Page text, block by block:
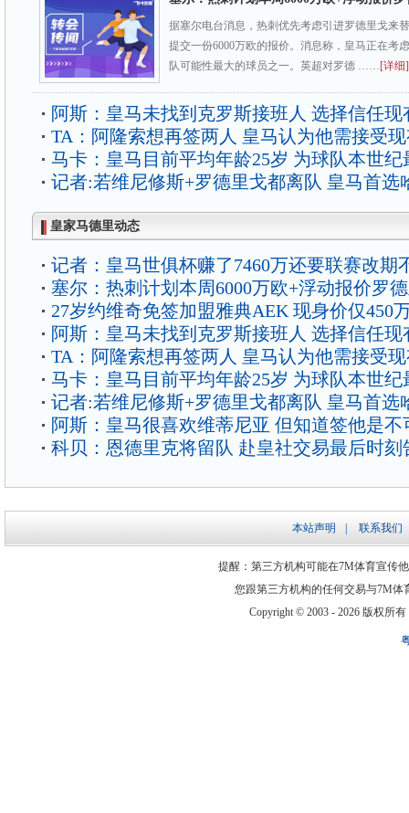
据塞尔电台消息，热刺优先考虑引进罗德里戈来
提交一份6000万欧的报价。消息称，皇马正在考
队可能性最大的球员之一。英超对罗德 ……[详细]
阿斯：皇马未找到克罗斯接班人 选择信任现
TA：阿隆索想再签两人 皇马认为他需接受
马卡：皇马目前平均年龄25岁 为球队本世纪
记者:若维尼修斯+罗德里戈都离队 皇马首选
皇家马德里动态
记者：皇马世俱杯赚了7460万还要联赛改期
塞尔：热刺计划本周6000万欧+浮动报价罗
27岁约维奇免签加盟雅典AEK 现身价仅450
阿斯：皇马未找到克罗斯接班人 选择信任现
TA：阿隆索想再签两人 皇马认为他需接受
马卡：皇马目前平均年龄25岁 为球队本世纪
记者:若维尼修斯+罗德里戈都离队 皇马首选
阿斯：皇马很喜欢维蒂尼亚 但知道签他是不
科贝：恩德里克将留队 赴皇社交易最后时刻
本站声明 联系我们
提醒：第三方机构可能在7M体育宣传
您跟第三方机构的任何交易与7M
Copyright © 2003 - 2026 版权所有